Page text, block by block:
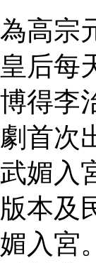
高宗
后每
得李
首次
媚入
本及
入宮